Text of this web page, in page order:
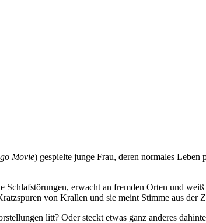
Movie) gespielte junge Frau, deren normales Leben
Schlafstörungen, erwacht an fremden Orten und
von Krallen und sie meint Stimme aus der
litt? Oder steckt etwas ganz anderes